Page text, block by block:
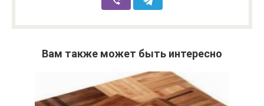
Вам также может быть интересно